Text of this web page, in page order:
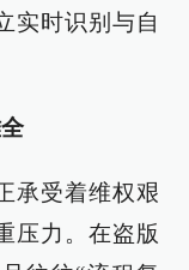
实时识别与自
承受着维权艰
压力。在盗版